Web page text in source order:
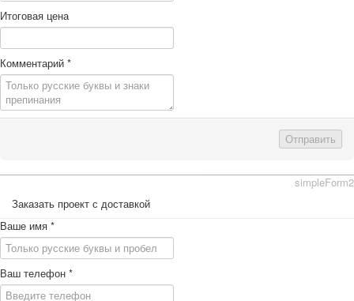
Итоговая цена
Комментарий *
Отправить
simpleForm2
Заказать проект с доставкой
Ваше имя *
Ваш телефон *